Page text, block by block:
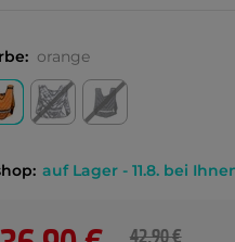
orange
auf Lager - 11.8. bei
42,90 €